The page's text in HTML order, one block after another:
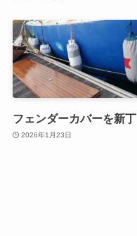
フェンダーカバーを新丁
2026年1月23日